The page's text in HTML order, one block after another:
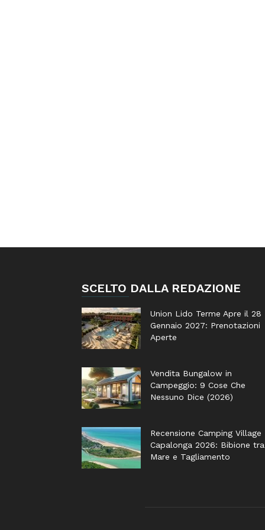
SCELTO DALLA REDAZIONE
Union Lido Terme Apre il 28
Gennaio 2027: Prenotazioni
Aperte
Vendita Bungalow in
Campeggio: 9 Cose Che
Nessuno Dice (2026)
Recensione Camping Village
Capalonga 2026: Bibione tra
Mare e Tagliamento